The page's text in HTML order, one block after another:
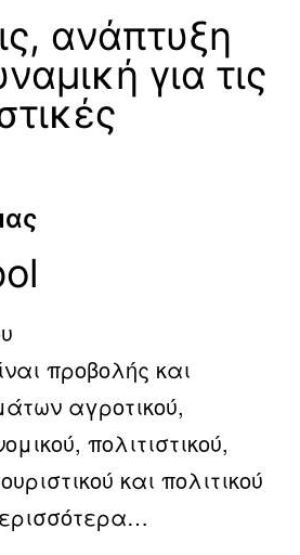
ανάπτυξη
για τις
προβολής και
αγροτικού,
πολιτιστικού,
και πολιτικού